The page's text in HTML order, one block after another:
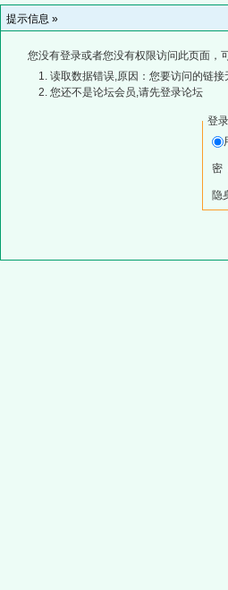
提示信息 »
您没有登录或者您没有权限访问此页面，
读取数据错误,原因：您要访问的链
您还不是论坛会员,请先登录论坛
登录
密
隐